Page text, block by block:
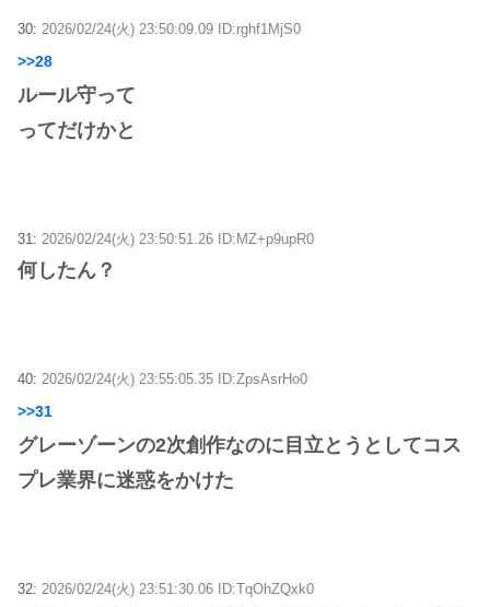
30: 2026/02/24(火) 23:50:09.09 ID:rghf1MjS0
>>28
ルール守って
ってだけかと
31: 2026/02/24(火) 23:50:51.26 ID:MZ+p9upR0
何したん？
40: 2026/02/24(火) 23:55:05.35 ID:ZpsAsrHo0
>>31
グレーゾーンの2次創作なのに目立とうとしてコス
プレ業界に迷惑をかけた
32: 2026/02/24(火) 23:51:30.06 ID:TqOhZQxk0